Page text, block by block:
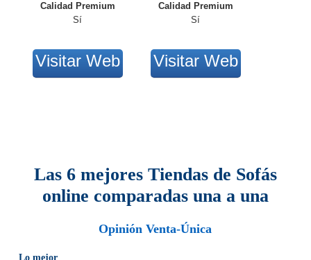
Calidad Premium
Sí
Visitar Web
Calidad Premium
Sí
Visitar Web
Las 6 mejores Tiendas de Sofás
online comparadas una a una
Opinión Venta-Única
Lo mejor